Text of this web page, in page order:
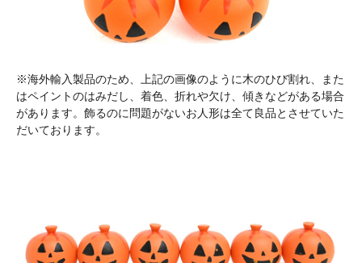
※海外輸入製品のため、上記の画像のように木のひび割れ、また
はペイントのはみだし、着色、折れや欠け、傾きなどがある場合
があります。飾るのに問題がないお人形は全て良品とさせていた
だいております。